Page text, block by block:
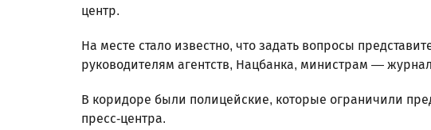
центр.
На месте стало известно, что задать вопросы
руководителям агентств, Нацбанка, министрам —
В коридоре были полицейские, которые ограничили
пресс-центра.